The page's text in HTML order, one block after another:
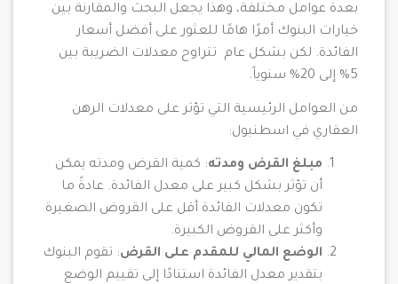
بعدة عوامل مختلفة، وهذا يجعل البحث والمقارنة بين
خيارات البنوك أمرًا هامًا للعثور على أفضل أسعار
الفائدة. لكن بشكل عام تتراوح معدلات الضريبة بين
5% إلى 20% سنوياً.
من العوامل الرئيسية التي تؤثر على معدلات الرهن
العقاري في اسطنبول:
مبلغ القرض ومدته: كمية القرض ومدته يمكن
أن تؤثر بشكل كبير على معدل الفائدة. عادةً ما
تكون معدلات الفائدة أقل على القروض الصغيرة
وأكثر على القروض الكبيرة.
الوضع المالي للمقدم على القرض: تقوم البنوك
بتقدير معدل الفائدة استنادًا إلى تقييم الوضع